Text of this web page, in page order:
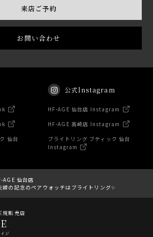
来店ご予約
お問い合わせ
仙台
公式Instagram
HF-AGE 仙台店 Instagram
HF-AGE 高崎店 Instagram
ブライトリング ブティック 仙台
Instagram
AGE 仙台店
婦の記念のペアウォッチはブライトリング✨
規販売店
ジ